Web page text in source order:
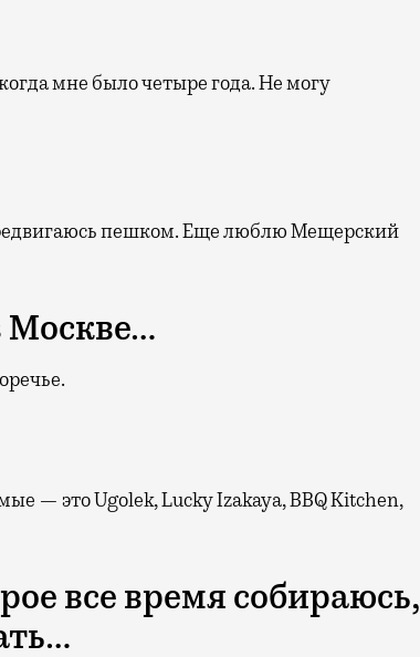
мне было четыре года. Не могу
пешком. Еще люблю Мещерский
— это Ugolek, Lucky Izakaya, BBQ Kitchen,
все время собираюсь,